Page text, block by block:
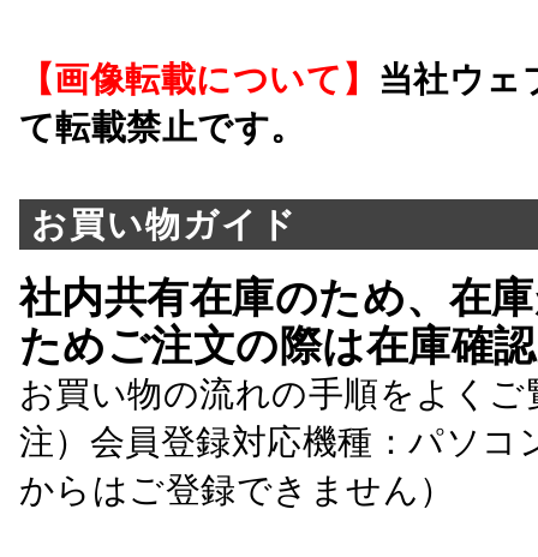
【画像転載について】 当社ウェ
て転載禁止です。
お買い物ガイド
社内共有在庫のため、在
ためご注文の際は在庫確
お買い物の流れの手順をよくご
注）会員登録対応機種：パソ
からはご登録できません）